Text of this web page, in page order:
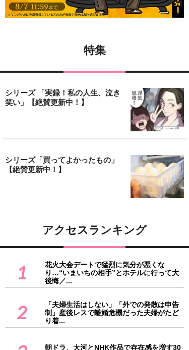
特集
シリーズ 「実録！私の人生、泣き
笑い」【絶賛更新中！】
シリーズ「買ってよかったもの」
【絶賛更新中！】
アクセスランキング
1
花火大会デートで猛烈に気分が悪くな
り…“いまいちの相手”とホテルに行って大
後悔／...
2
「夫婦生活はしない」「外での発散は申告
制」産後レスで離婚危機だった夫婦がたど
り着...
朝ドラ、大河とNHK作品で存在感を増す30